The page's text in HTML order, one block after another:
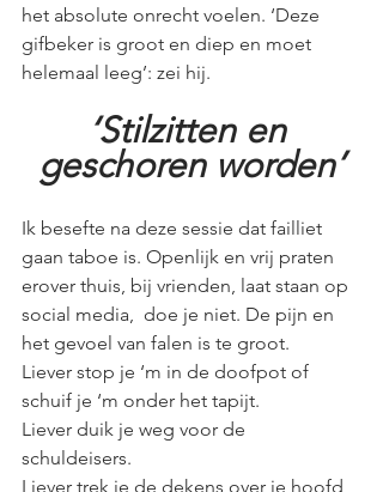
het absolute onrecht voelen. ‘Deze
gifbeker is groot en diep en moet
helemaal leeg’: zei hij.
‘Stilzitten en
geschoren worden’
Ik besefte na deze sessie dat failliet
gaan taboe is. Openlijk en vrij praten
erover thuis, bij vrienden, laat staan op
social media,  doe je niet. De pijn en
het gevoel van falen is te groot.
Liever stop je ‘m in de doofpot of
schuif je ‘m onder het tapijt.
Liever duik je weg voor de
schuldeisers.
Liever trek je de dekens over je hoofd